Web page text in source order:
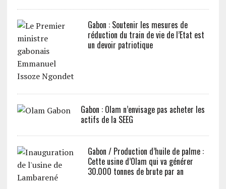
Gabon : Soutenir les mesures de
réduction du train de vie de l’Etat est
un devoir patriotique
Gabon : Olam n’envisage pas acheter les
actifs de la SEEG
Gabon / Production d’huile de palme :
Cette usine d’Olam qui va générer
30.000 tonnes de brute par an